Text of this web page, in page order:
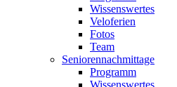
Wissenswertes
Veloferien
Fotos
Team
Seniorennachmittage
Programm
Wissenswertes